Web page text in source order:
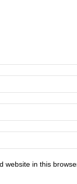
website in this